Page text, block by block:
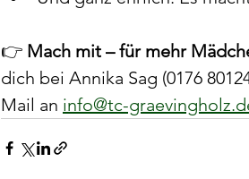
👉 Mach mit – für mehr
dich bei Annika Sag (0176
Mail an info@tc-